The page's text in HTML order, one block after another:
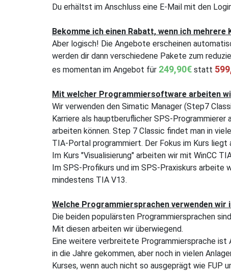
Du erhältst im Anschluss eine E-Mail mit den
Bekomme ich einen Rabatt, wenn ich mehrere
Aber logisch! Die Angebote erscheinen
werden dir dann verschiedene Pakete zum
es momentan im Angebot für 249,90€ statt
Mit welcher Programmiersoftware arbeiten
Wir verwenden den Simatic Manager (Step7
Karriere als hauptberuflicher SPS-
arbeiten können. Step 7 Classic findet man in
TIA-Portal programmiert. Der Fokus im Kurs liegt
Im Kurs "Visualisierung" arbeiten wir mit WinCC
Im SPS-Profikurs und im SPS-Praxiskurs
mindestens TIA V13.
Welche Programmiersprachen verwenden wir
Die beiden populärsten Programmiersprachen
Mit diesen arbeiten wir überwiegend.
Eine weitere verbreitete Programmiersprache ist
in die Jahre gekommen, aber noch in vielen
Kurses, wenn auch nicht so ausgeprägt wie FUP